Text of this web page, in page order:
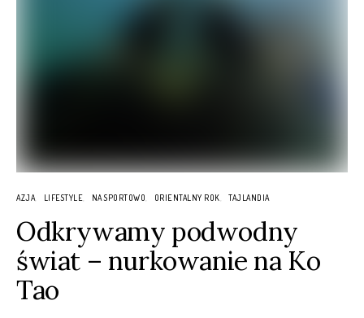
AZJA LIFESTYLE NA SPORTOWO ORIENTALNY ROK TAJLANDIA
Odkrywamy podwodny
świat – nurkowanie na Ko
Tao